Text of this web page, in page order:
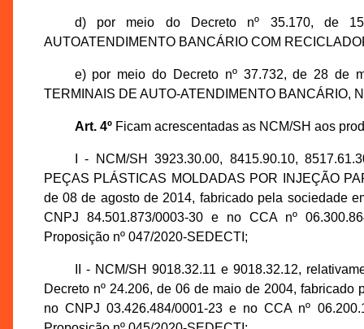
d) por meio do Decreto nº 35.170, de
AUTOATENDIMENTO BANCÁRIO COM
e) por meio do Decreto nº 37.732, de 28 de
TERMINAIS DE AUTO-ATENDIMENTO BANCÁRIO,
Art. 4ºFicam acrescentadas as NCM/SH aos
I - NCM/SH 3923.30.00, 8415.90.10,
PEÇAS PLÁSTICAS MOLDADAS POR INJEÇÃO
de 08 de agosto de 2014, fabricado pela sociedade
CNPJ 84.501.873/0003-30 e no CCA nº
Proposição nº 047/2020-SEDECTI;
II - NCM/SH 9018.32.11 e 9018.32.12,
Decreto nº 24.206, de 06 de maio de 2004,
no CNPJ 03.426.484/0001-23 e no CCA nº